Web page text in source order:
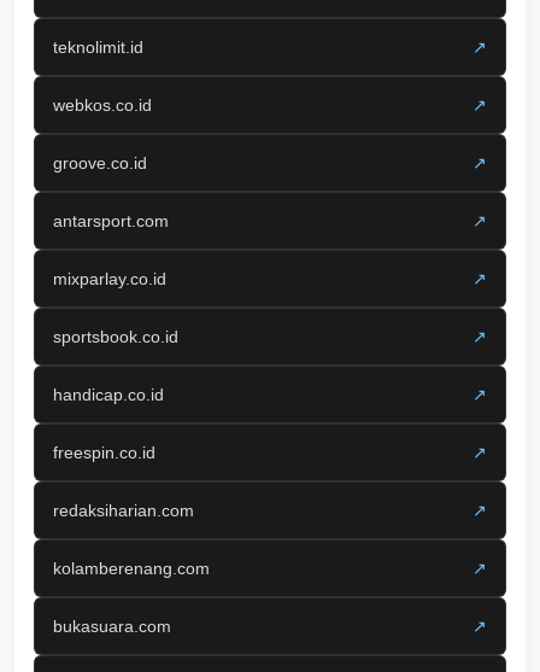
teknolimit.id ↗
webkos.co.id ↗
groove.co.id ↗
antarsport.com ↗
mixparlay.co.id ↗
sportsbook.co.id ↗
handicap.co.id ↗
freespin.co.id ↗
redaksiharian.com ↗
kolamberenang.com ↗
bukasuara.com ↗